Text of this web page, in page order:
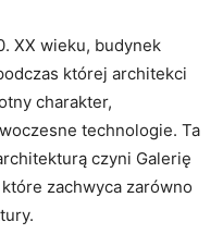
XX wieku, budynek
której architekci
charakter,
technologie. Ta⁤
czyni ‌Galerię‍
zachwyca zarówno